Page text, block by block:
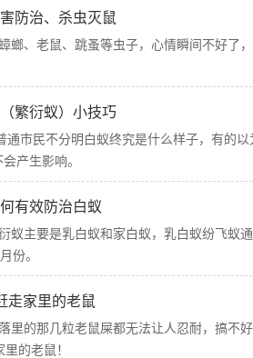
防治、杀虫灭鼠
螂、老鼠、跳蚤等虫子，心情瞬间不好了
繁衍蚁）小技巧
通市民不分明白蚁终究是什么样子，有的
产生影响。
有效防治白蚁
蚁主要是乳白蚁和家白蚁，乳白蚁纷飞蚁
份。
走家里的老鼠
里的那几粒老鼠屎都无法让人忍耐，搞不
的老鼠！